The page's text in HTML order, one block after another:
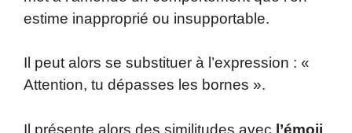
estime inapproprié ou insupportable.
Il peut alors se substituer à l’expression : «
Attention, tu dépasses les bornes ».
Il présente alors des similitudes avec l’émoji